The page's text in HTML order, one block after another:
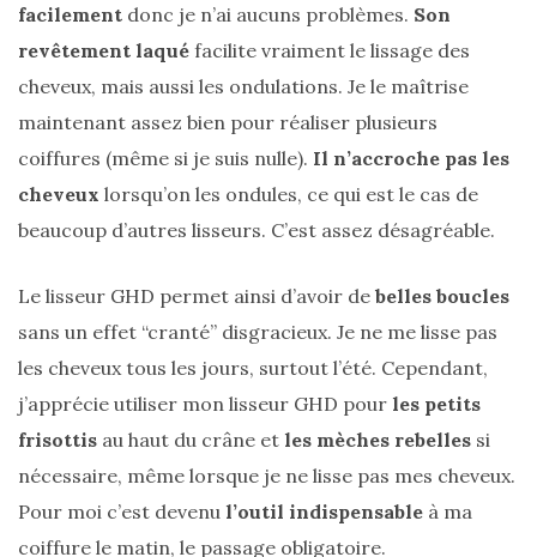
Favoris
et
déceptions
(27)
Revues
(478)
Tutoriels
Lifestyle
Bonnes
adresses/Evénements
Coups
de
facilement donc je n’ai aucuns problèmes. Son
revêtement laqué facilite vraiment le lissage des
cheveux, mais aussi les ondulations. Je le maîtrise
maintenant assez bien pour réaliser plusieurs
coiffures (même si je suis nulle). Il n’accroche pas les
cheveux lorsqu’on les ondules, ce qui est le cas de
beaucoup d’autres lisseurs. C’est assez désagréable.
Le lisseur GHD permet ainsi d’avoir de belles boucles
sans un effet “cranté” disgracieux. Je ne me lisse pas
les cheveux tous les jours, surtout l’été. Cependant,
j’apprécie utiliser mon lisseur GHD pour les petits
frisottis au haut du crâne et les mèches rebelles si
nécessaire, même lorsque je ne lisse pas mes cheveux.
Pour moi c’est devenu l’outil indispensable à ma
coiffure le matin, le passage obligatoire.